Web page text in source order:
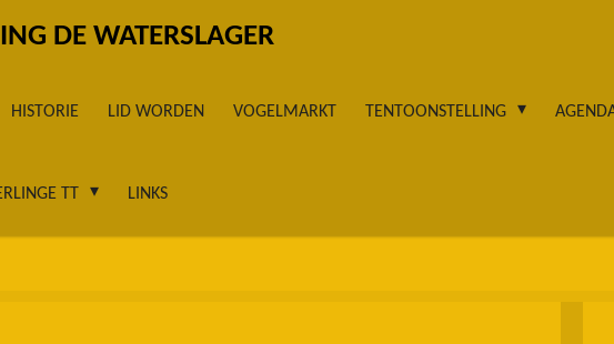
DE WATERSLAGER
HISTORIE LID WORDEN VOGELMARKT TENTOONSTELLING
TT LINKS